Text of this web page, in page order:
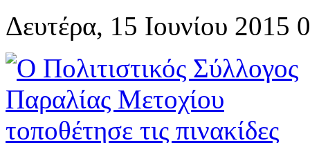
Δευτέρα, 15 Ιουνίου 2015